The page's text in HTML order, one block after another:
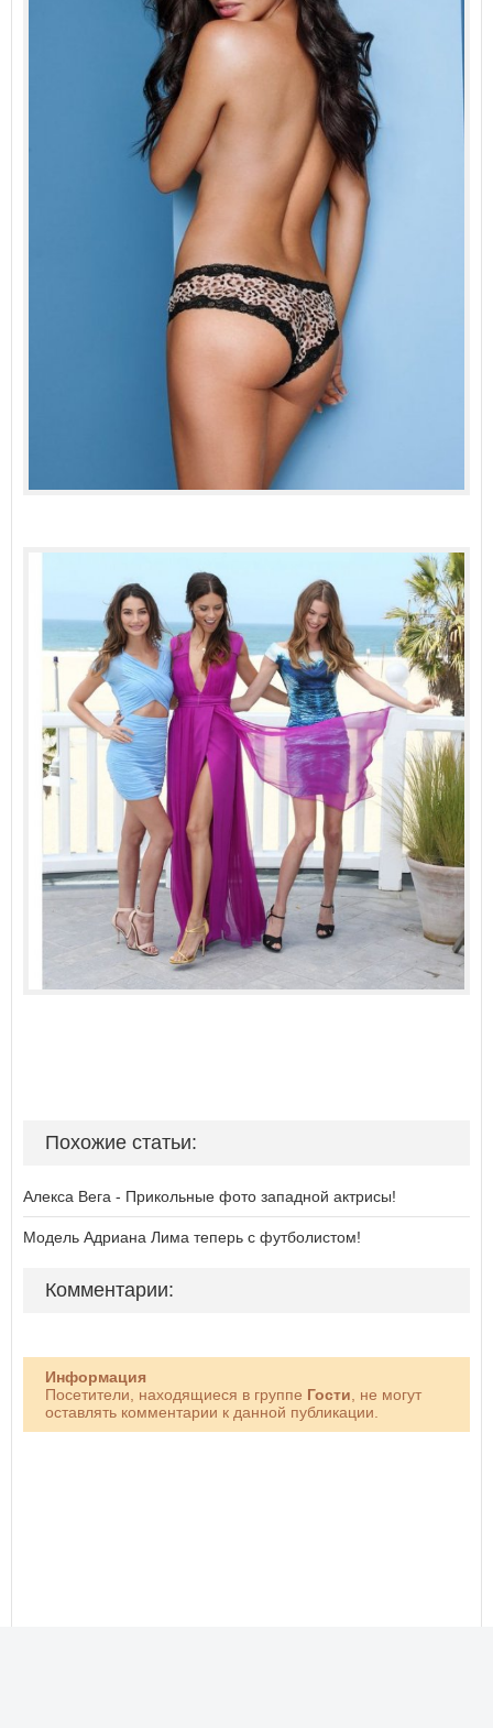
Похожие статьи:
Алекса Вега - Прикольные фото западной актрисы!
Модель Адриана Лима теперь с футболистом!
Комментарии:
Информация
Посетители, находящиеся в группе Гости , не могут
оставлять комментарии к данной публикации.